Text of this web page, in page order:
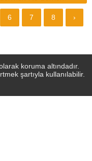
6 7 8 ›
koruma altındadır.
şartıyla kullanılabilir.